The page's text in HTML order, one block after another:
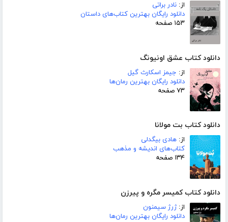
از: نادر براتی
دانلود رایگان بهترین کتاب‌های داستان
۱۵۳ صفحه
دانلود کتاب عشق اونیونگ
از: جیمز اسکارث گیل
دانلود رایگان بهترین رمان‌ها
۷۳ صفحه
دانلود کتاب بت مولانا
از: هادی بیگدلی
کتاب‌های اندیشه و مذهب
۱۳۴ صفحه
دانلود کتاب کمیسر مگره و پیرزن
از:ژرژ سیمنون
دانلود رایگان بهترین رمان‌ها